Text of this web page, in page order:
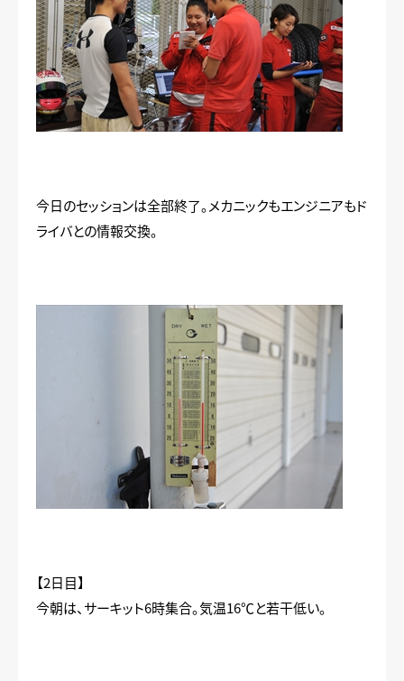
今日のセッションは全部終了。メカニックもエンジニアもド
ライバとの情報交換。
【2日目】
今朝は、サーキット6時集合。気温16℃と若干低い。